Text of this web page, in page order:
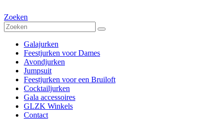
Zoeken
Galajurken
Feestjurken voor Dames
Avondjurken
Jumpsuit
Feestjurken voor een Bruiloft
Cocktailjurken
Gala accessoires
GLZK Winkels
Contact